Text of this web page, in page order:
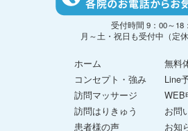
受付時間 9：00～18
月～土・祝日も受付中（定
ホーム
コンセプト・強み
訪問マッサージ
訪問はりきゅう
患者様の声
無料
Line
WEB
お問
お知